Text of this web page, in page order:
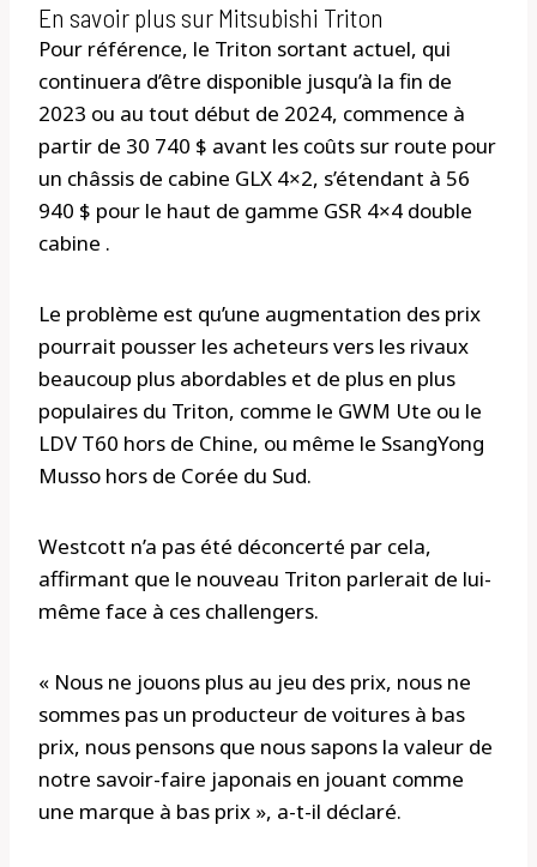
En savoir plus sur Mitsubishi Triton
Pour référence, le Triton sortant actuel, qui
continuera d’être disponible jusqu’à la fin de
2023 ou au tout début de 2024, commence à
partir de 30 740 $ avant les coûts sur route pour
un châssis de cabine GLX 4×2, s’étendant à 56
940 $ pour le haut de gamme GSR 4×4 double
cabine .
Le problème est qu’une augmentation des prix
pourrait pousser les acheteurs vers les rivaux
beaucoup plus abordables et de plus en plus
populaires du Triton, comme le GWM Ute ou le
LDV T60 hors de Chine, ou même le SsangYong
Musso hors de Corée du Sud.
Westcott n’a pas été déconcerté par cela,
affirmant que le nouveau Triton parlerait de lui-
même face à ces challengers.
« Nous ne jouons plus au jeu des prix, nous ne
sommes pas un producteur de voitures à bas
prix, nous pensons que nous sapons la valeur de
notre savoir-faire japonais en jouant comme
une marque à bas prix », a-t-il déclaré.